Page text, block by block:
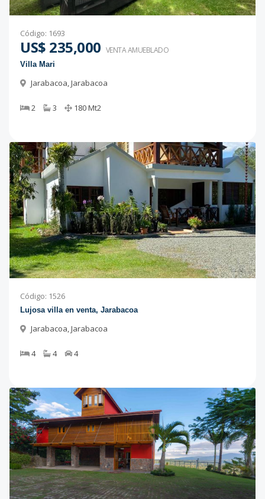
Código: 1693
US$ 235,000 VENTA AMUEBLADO
Villa Mari
Jarabacoa,Jarabacoa
2 3 180Mt2
Código: 1526
Lujosa villa en venta, Jarabacoa
Jarabacoa,Jarabacoa
4 4 4